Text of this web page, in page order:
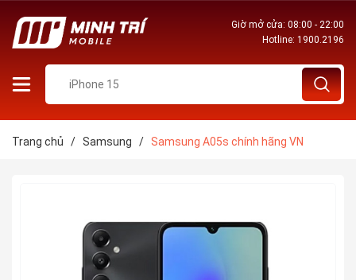
Giờ mở cửa: 08:00 - 22:00
Hotline: 1900.2196
Trang chủ / Samsung / Samsung A05s chính hãng VN